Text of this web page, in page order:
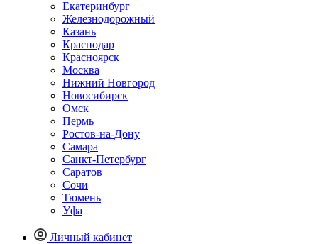
Екатеринбург
Железнодорожный
Казань
Краснодар
Красноярск
Москва
Нижний Новгород
Новосибирск
Омск
Пермь
Ростов-на-Дону
Самара
Санкт-Петербург
Саратов
Сочи
Тюмень
Уфа
Личный кабинет